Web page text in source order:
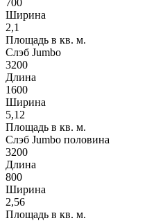
Ширина
2,1
Площадь в кв. м.
Слэб Jumbo
3200
Длина
1600
Ширина
5,12
Площадь в кв. м.
Слэб Jumbo половина
3200
Длина
800
Ширина
2,56
Площадь в кв. м.